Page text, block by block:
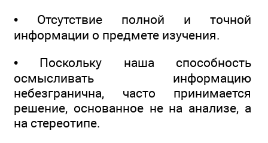
• Отсутствие полной и точной
информации о предмете изучения.
• Поскольку наша способность
осмысливать информацию
небезгранична, часто принимается
решение, основанное не на анализе, а
на стереотипе.